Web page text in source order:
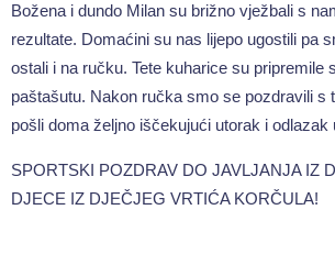
Božena i dundo Milan su brižno vježbali s
rezultate. Domaćini su nas lijepo ugostili pa
ostali i na ručku. Tete kuharice su pripremile
paštašutu. Nakon ručka smo se pozdravili s
pošli doma željno iščekujući utorak i odlazak
SPORTSKI POZDRAV DO JAVLJANJA IZ
DJECE IZ DJEČJEG VRTIĆA KORČULA!